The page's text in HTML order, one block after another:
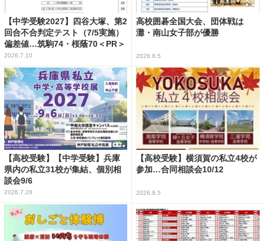
【中学受験2027】四谷大塚、第2
回合不合判定テスト（7/5実施）
偏差値…筑駒74・桜蔭70＜PR＞
2026.7.10
高校囲碁全国大会、団体戦は
灘・南山女子部が優勝
2026.8.5
【高校受験】【中学受験】兵庫
県内の私立31校が集結、個別相
談会9/6
2026.7.28
【高校受験】横須賀の私立4校が
参加…合同相談会10/12
2026.8.5